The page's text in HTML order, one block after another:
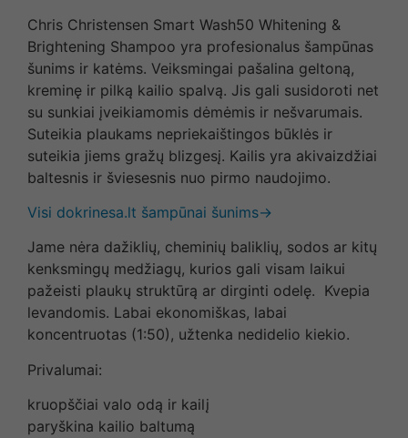
Chris Christensen Smart Wash50 Whitening &
Brightening Shampoo yra profesionalus šampūnas
šunims ir katėms. Veiksmingai pašalina geltoną,
kreminę ir pilką kailio spalvą. Jis gali susidoroti net
su sunkiai įveikiamomis dėmėmis ir nešvarumais.
Suteikia plaukams nepriekaištingos būklės ir
suteikia jiems gražų blizgesį. Kailis yra akivaizdžiai
baltesnis ir šviesesnis nuo pirmo naudojimo.
Visi dokrinesa.lt šampūnai šunims→
Jame nėra dažiklių, cheminių baliklių, sodos ar kitų
kenksmingų medžiagų, kurios gali visam laikui
pažeisti plaukų struktūrą ar dirginti odelę. Kvepia
levandomis. Labai ekonomiškas, labai
koncentruotas (1:50), užtenka nedidelio kiekio.
Privalumai:
kruopščiai valo odą ir kailį
paryškina kailio baltumą